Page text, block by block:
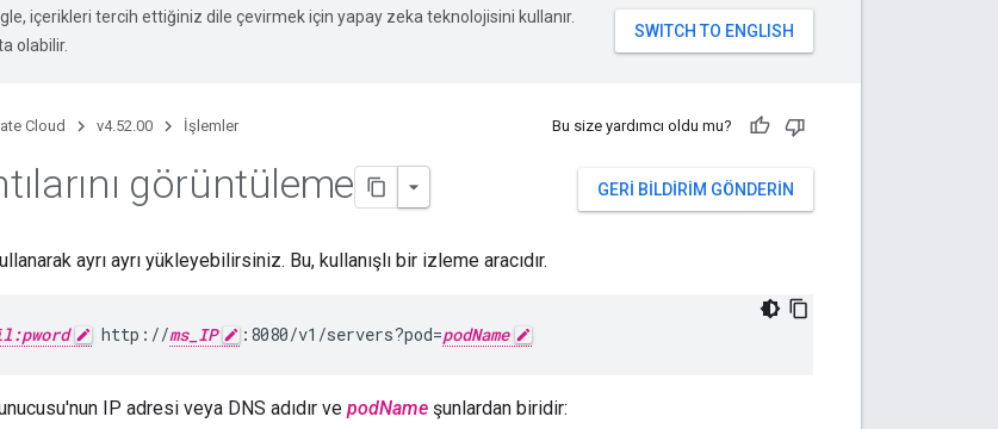
içerikleri tercih ettiğiniz dile çevirmek için yapay zeka teknolojisini kullanır.
olabilir.
Cloud v4.52.00 İşlemler Bu size yardımcı oldu mu?
GERI BILDIRIM GÖNDERIN
görüntüleme
ayrı ayrı yükleyebilirsiniz. Bu, kullanışlı bir izleme aracıdır.
http://ms_IP :8080/v1/servers?pod=podName
IP adresi veya DNS adıdır ve podName şunlardan biridir: